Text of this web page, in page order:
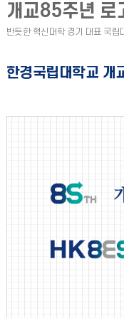
개교85주년 로
한경국립대학교 개